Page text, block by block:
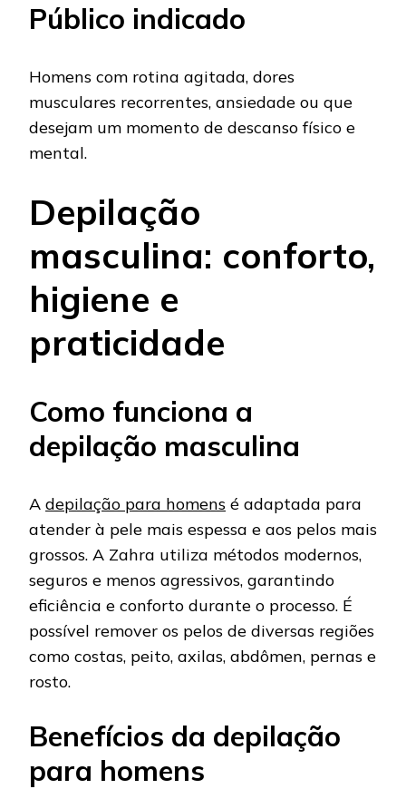
Público indicado
Homens com rotina agitada, dores
musculares recorrentes, ansiedade ou que
desejam um momento de descanso físico e
mental.
Depilação
masculina: conforto,
higiene e
praticidade
Como funciona a
depilação masculina
A depilação para homens é adaptada para
atender à pele mais espessa e aos pelos mais
grossos. A Zahra utiliza métodos modernos,
seguros e menos agressivos, garantindo
eficiência e conforto durante o processo. É
possível remover os pelos de diversas regiões
como costas, peito, axilas, abdômen, pernas e
rosto.
Benefícios da depilação
para homens